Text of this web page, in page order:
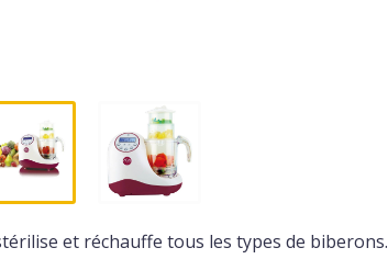
et réchauffe tous les types de biberons.